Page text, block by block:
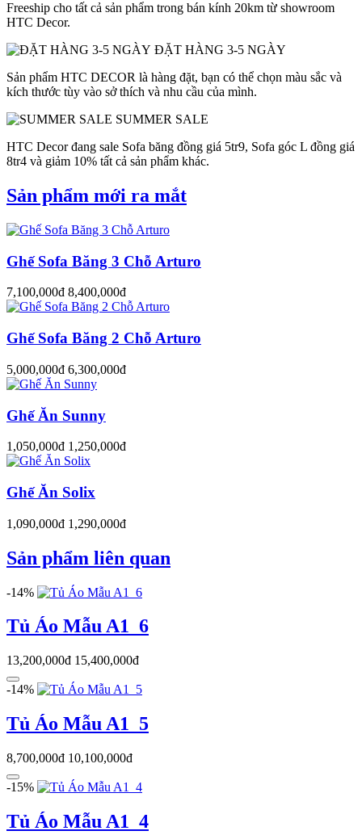
Freeship cho tất cả sản phẩm trong bán kính 20km từ showroom
HTC Decor.
ĐẶT HÀNG 3-5 NGÀY
Sản phẩm HTC DECOR là hàng đặt, bạn có thể chọn màu sắc và
kích thước tùy vào sở thích và nhu cầu của mình.
SUMMER SALE
HTC Decor đang sale Sofa băng đồng giá 5tr9, Sofa góc L đồng giá
8tr4 và giảm 10% tất cả sản phẩm khác.
Sản phẩm mới ra mắt
Ghế Sofa Băng 3 Chỗ Arturo
7,100,000đ 8,400,000đ
Ghế Sofa Băng 2 Chỗ Arturo
5,000,000đ 6,300,000đ
Ghế Ăn Sunny
1,050,000đ 1,250,000đ
Ghế Ăn Solix
1,090,000đ 1,290,000đ
Sản phẩm liên quan
-14%
Tủ Áo Mẫu A1_6
13,200,000đ 15,400,000đ
-14%
Tủ Áo Mẫu A1_5
8,700,000đ 10,100,000đ
-15%
Tủ Áo Mẫu A1_4